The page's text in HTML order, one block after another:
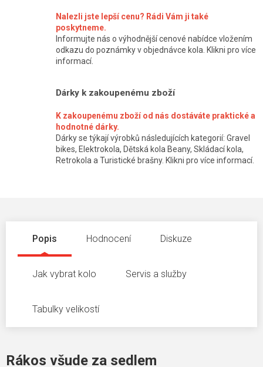
Nalezli jste lepší cenu? Rádi Vám ji také
poskytneme.
Informujte nás o výhodnější cenové nabídce vložením
odkazu do poznámky v objednávce kola. Klikni pro více
informací.
Dárky k zakoupenému zboží
K zakoupenému zboží od nás dostáváte praktické a
hodnotné dárky.
Dárky se týkají výrobků následujících kategorií: Gravel
bikes, Elektrokola, Dětská kola Beany, Skládací kola,
Retrokola a Turistické brašny. Klikni pro více informací.
Popis Hodnocení Diskuze
Jak vybrat kolo Servis a služby
Tabulky velikostí
Rákos všude za sedlem